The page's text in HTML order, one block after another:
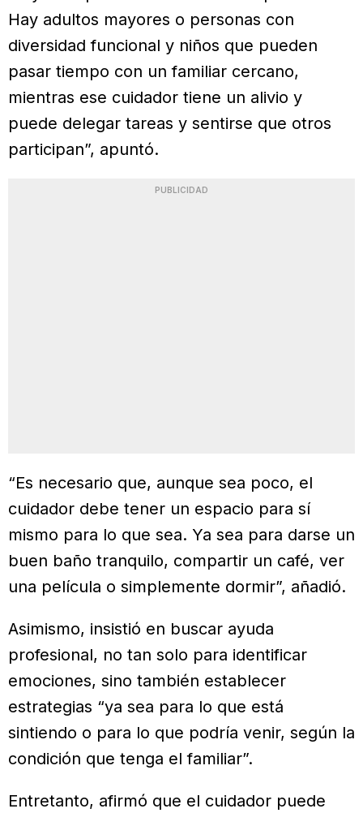
Hay adultos mayores o personas con
diversidad funcional y niños que pueden
pasar tiempo con un familiar cercano,
mientras ese cuidador tiene un alivio y
puede delegar tareas y sentirse que otros
participan”, apuntó.
PUBLICIDAD
“Es necesario que, aunque sea poco, el
cuidador debe tener un espacio para sí
mismo para lo que sea. Ya sea para darse un
buen baño tranquilo, compartir un café, ver
una película o simplemente dormir”, añadió.
Asimismo, insistió en buscar ayuda
profesional, no tan solo para identificar
emociones, sino también establecer
estrategias “ya sea para lo que está
sintiendo o para lo que podría venir, según la
condición que tenga el familiar”.
Entretanto, afirmó que el cuidador puede